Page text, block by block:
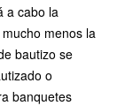
a cabo la
menos la
bautizo se
o
banquetes